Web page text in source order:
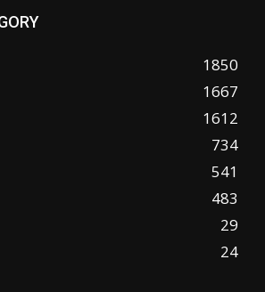
1850
1667
1612
734
541
483
29
24